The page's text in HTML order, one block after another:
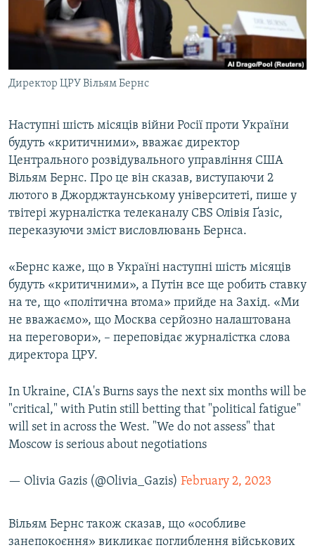
ВІДЕОУРОКИ «ELIFBE»
СВІДЧЕННЯ ОКУПАЦІЇ
УКРАЇНСЬКА ПРОБЛЕМА КРИМУ
ІНФОГРАФІКА
Русский
ДОЛУЧАЙСЯ!
Усі сайти RFE/RL
Директор ЦРУ Вільям Бернс
Наступні шість місяців війни Росії проти України
будуть «критичними», вважає директор
Центрального розвідувального управління США
Вільям Бернс. Про це він сказав, виступаючи 2
лютого в Джорджтаунському університеті, пише у
твітері журналістка телеканалу CBS Олівія Ґазіс,
переказуючи зміст висловлювань Бернса.
«Бернс каже, що в Україні наступні шість місяців
будуть «критичними», а Путін все ще робить ставку
на те, що «політична втома» прийде на Захід. «Ми
не вважаємо», що Москва серйозно налаштована
на переговори», – переповідає журналістка слова
директора ЦРУ.
In Ukraine, CIA's Burns says the next six months will be
"critical," with Putin still betting that "political fatigue"
will set in across the West. "We do not assess" that
Moscow is serious about negotiations
— Olivia Gazis (@Olivia_Gazis) February 2, 2023
Вільям Бернс також сказав, що «особливе
занепокоєння» викликає поглиблення військових